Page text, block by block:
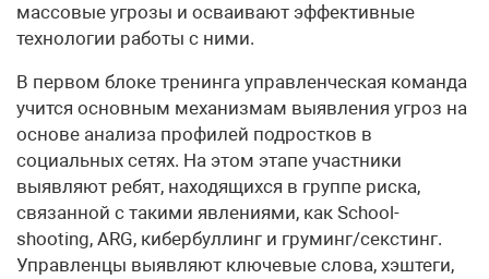
массовые угрозы и осваивают эффективные
технологии работы с ними.
В первом блоке тренинга управленческая команда
учится основным механизмам выявления угроз на
основе анализа профилей подростков в
социальных сетях. На этом этапе участники
выявляют ребят, находящихся в группе риска,
связанной с такими явлениями, как School-
shooting, ARG, кибербуллинг и груминг/секстинг.
Управленцы выявляют ключевые слова, хэштеги,